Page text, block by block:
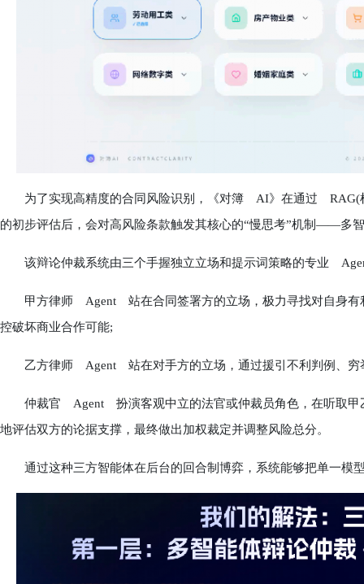
为了实现高精度的合同风险识别，《对簿 AI》在通过 RAG(
的初步评估后，会对高风险条款触发其核心的“慢思考”机制——多
该辩论仲裁系统由三个手握独立立场和提示词策略的专业
甲方律师 Agent 站在合同签署方的立场，极力寻找对自身有
控破坏商业合作可能;
乙方律师 Agent 站在对手方的立场，通过援引不利判例、穷
仲裁官 Agent 扮演客观中立的法官或仲裁员角色，在听取甲
地评估双方的论据支撑，最终做出加权裁定并调整风险总分。
通过这种三方智能体在后台的回合制博弈，系统能够把单一模